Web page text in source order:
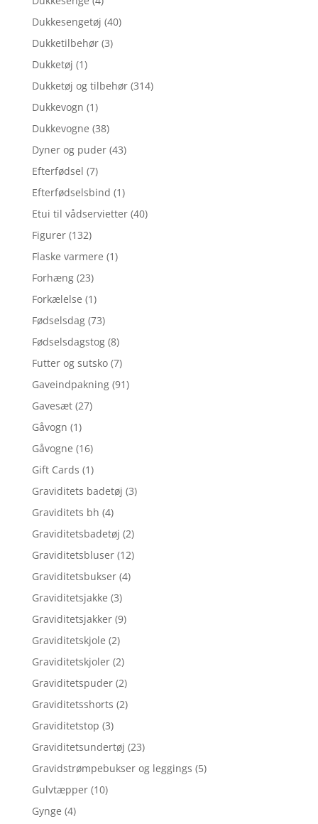
Dukkesengetøj (40)
Dukketilbehør (3)
Dukketøj (1)
Dukketøj og tilbehør (314)
Dukkevogn (1)
Dukkevogne (38)
Dyner og puder (43)
Efterfødsel (7)
Efterfødselsbind (1)
Etui til vådservietter (40)
Figurer (132)
Flaske varmere (1)
Forhæng (23)
Forkælelse (1)
Fødselsdag (73)
Fødselsdagstog (8)
Futter og sutsko (7)
Gaveindpakning (91)
Gavesæt (27)
Gåvogn (1)
Gåvogne (16)
Gift Cards (1)
Graviditets badetøj (3)
Graviditets bh (4)
Graviditetsbadetøj (2)
Graviditetsbluser (12)
Graviditetsbukser (4)
Graviditetsjakke (3)
Graviditetsjakker (9)
Graviditetskjole (2)
Graviditetskjoler (2)
Graviditetspuder (2)
Graviditetsshorts (2)
Graviditetstop (3)
Graviditetsundertøj (23)
Gravidstrømpebukser og leggings (5)
Gulvtæpper (10)
Gynge (4)